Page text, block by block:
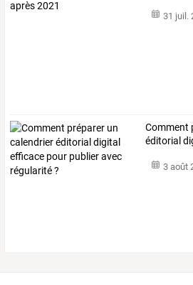
31 juil.
Comment
éditorial
3 août